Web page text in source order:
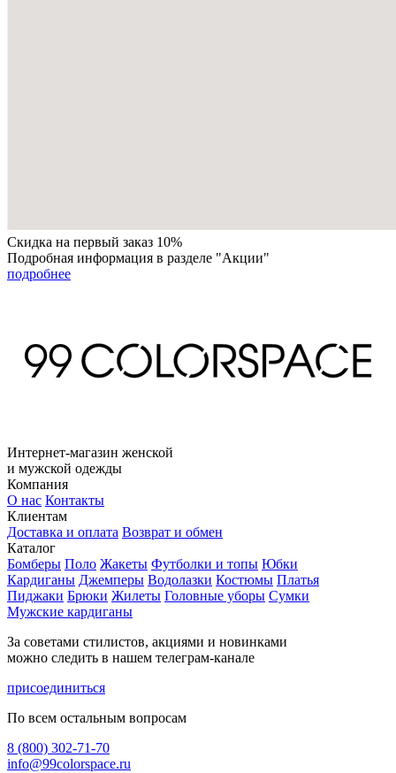
Скидка на первый заказ 10%
Подробная информация в разделе "Акции"
подробнее
Интернет-магазин женской
и мужской одежды
Компания
О нас Контакты
Клиентам
Доставка и оплата Возврат и обмен
Каталог
Бомберы Поло Жакеты Футболки и топы Юбки
Кардиганы Джемперы Водолазки Костюмы Платья
Пиджаки Брюки Жилеты Головные уборы Сумки
Мужские кардиганы
За советами стилистов, акциями и новинками
можно следить в нашем телеграм-канале
присоединиться
По всем остальным вопросам
8 (800) 302-71-70
info@99colorspace.ru